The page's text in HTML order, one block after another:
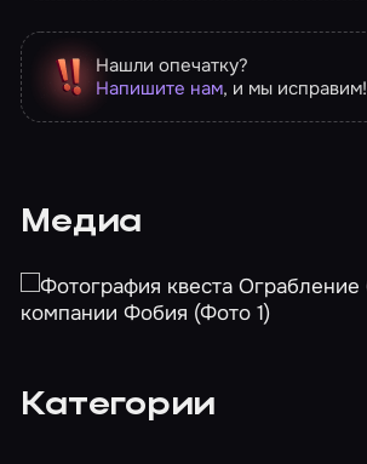
Нашли опечатку?
Напишите нам, и мы исправим!
Медиа
Категории